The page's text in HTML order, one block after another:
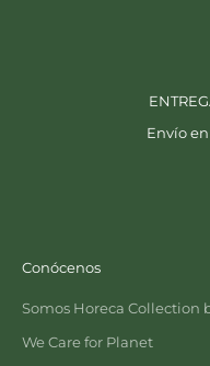
Envío
Conócenos
Somos Horeca Collection
We Care for Planet